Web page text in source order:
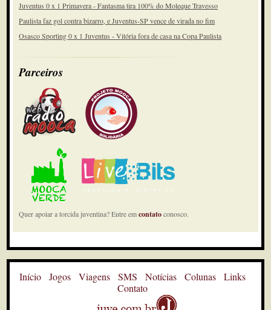
Juventus 0 x 1 Primavera - Fantasma tira 100% do Moleque Travesso
Paulista faz gol contra bizarro, e Juventus-SP vence de virada no fim
Osasco Sporting 0 x 1 Juventus - Vitória fora de casa na Copa Paulista
Parceiros
Quer apoiar a torcida juventina? Entre emcontatoconosco.
Início Jogos Viagens SMS Notícias Colunas
Links
Contato